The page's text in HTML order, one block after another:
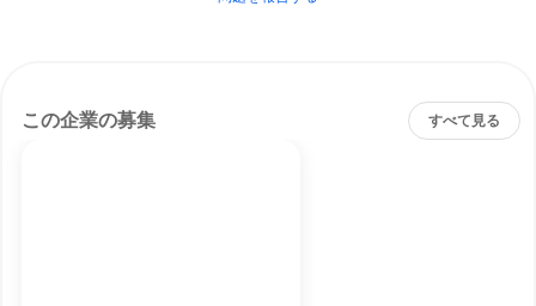
この企業の募集 すべて見る